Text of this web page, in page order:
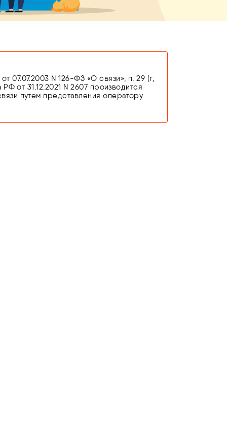
07.07.2003 N 126-ФЗ «О связи», п. 29 (г,
от 31.12.2021 N 2607 производится
путем представления оператору
сведений, оператор связи
п. 3 ст. 44 Федерального закона